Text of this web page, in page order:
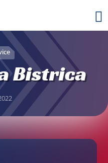

Bistrica